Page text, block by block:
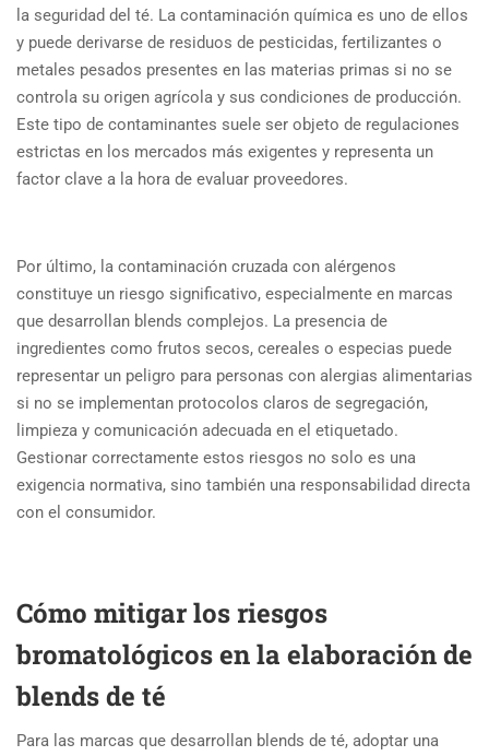
la seguridad del té. La contaminación química es uno de ellos
y puede derivarse de residuos de pesticidas, fertilizantes o
metales pesados presentes en las materias primas si no se
controla su origen agrícola y sus condiciones de producción.
Este tipo de contaminantes suele ser objeto de regulaciones
estrictas en los mercados más exigentes y representa un
factor clave a la hora de evaluar proveedores.
Por último, la contaminación cruzada con alérgenos
constituye un riesgo significativo, especialmente en marcas
que desarrollan blends complejos. La presencia de
ingredientes como frutos secos, cereales o especias puede
representar un peligro para personas con alergias alimentarias
si no se implementan protocolos claros de segregación,
limpieza y comunicación adecuada en el etiquetado.
Gestionar correctamente estos riesgos no solo es una
exigencia normativa, sino también una responsabilidad directa
con el consumidor.
Cómo mitigar los riesgos
bromatológicos en la elaboración de
blends de té
Para las marcas que desarrollan blends de té, adoptar una